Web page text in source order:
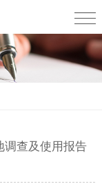
调查及使用报告